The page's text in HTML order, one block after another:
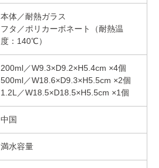
本体／耐熱ガラス
フタ／ポリカーボネート（耐熱温
度：140℃）
200ml／W9.3×D9.2×H5.4cm ×4個
500ml／W18.6×D9.3×H5.5cm ×2個
1.2L／W18.5×D18.5×H5.5cm ×1個
中国
満水容量